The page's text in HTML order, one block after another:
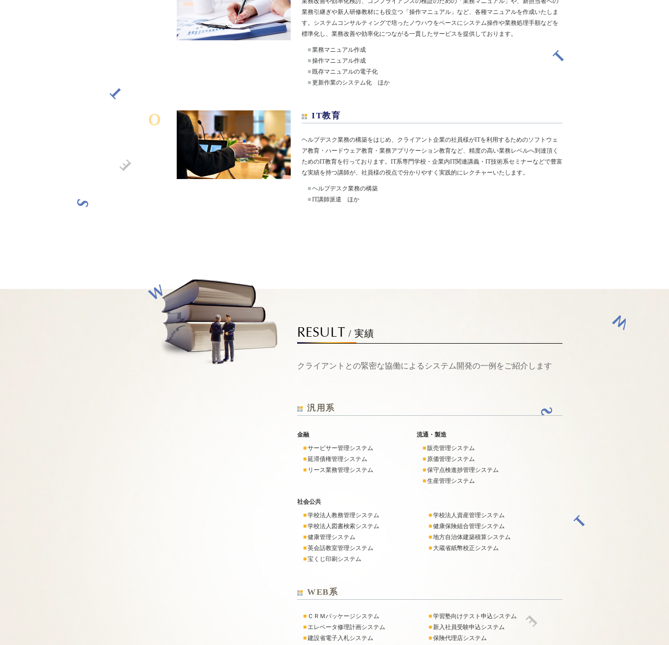
業務引継ぎや新人研修教材にも役立つ「操作マニュアル」など、各種マニュアルを作成いたしま
す。システムコンサルティングで培ったノウハウをベースにシステム操作や業務処理手順などを
標準化し、業務改善や効率化につながる一貫したサービスを提供しております。
■業務マニュアル作成
■操作マニュアル作成
■ 既存マニュアルの電子化
■更新作業のシステム化 ほか
IT教育
ヘルプデスク業務の構築をはじめ、クライアント企業の社員様がITを利用するためのソフトウェ
ア教育・ハードウェア教育・業務アプリケーション教育など、精度の高い業務レベルへ到達頂く
ためのIT教育を行っております。IT系専門学校・企業内IT関連講義・IT技術系セミナーなどで豊富
な実績を持つ講師が、社員様の視点で分かりやすく実践的にレクチャーいたします。
■ヘルプデスク業務の構築
■IT講師派遣 ほか
RESULT / 実績
クライアントとの緊密な協働によるシステム開発の一例をご紹介します
汎用系
金融
■サービサー管理システム
■延滞債権管理システム
■ リース業務管理システム
流通・製造
■販売管理システム
■ 原価管理システム
■保守点検進捗管理システム
■生産管理システム
社会公共
■学校法人教務管理システム ■学校法人資産管理システム
■学校法人図書検索システム ■健康保険組合管理システム
■健康管理システム ■地方自治体建築積算システム
■英会話教室管理システム ■ 大蔵省紙幣校正システム
■宝くじ印刷システム
WEB系
■ ＣＲＭパッケージシステム ■学習塾向けテスト申込システム
■ エレベータ修理計画システム ■新入社員受験申込システム
■建設省電子入札システム ■保険代理店システム